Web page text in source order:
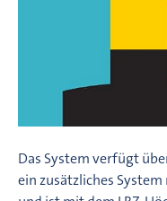
Das System verfügt
ein zusätzliches